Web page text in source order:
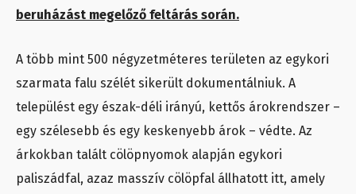
beruházást megelőző feltárás során.
A több mint 500 négyzetméteres területen az egykori
szarmata falu szélét sikerült dokumentálniuk. A
települést egy észak-déli irányú, kettős árokrendszer –
egy szélesebb és egy keskenyebb árok – védte. Az
árkokban talált cölöpnyomok alapján egykori
paliszádfal, azaz masszív cölöpfal állhatott itt, amely